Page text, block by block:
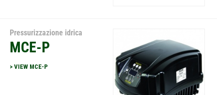
Pressurizzazione idrica
MCE-P
> VIEW MCE-P